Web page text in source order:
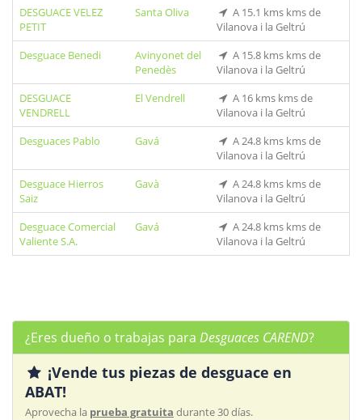
DESGUACE VELEZ
PETIT
Santa Oliva
A 15.1 kms kms de
Vilanova i la Geltrú
Desguace Benedi
Avinyonet del
Penedès
A 15.8 kms kms de
Vilanova i la Geltrú
DESGUACE
VENDRELL
El Vendrell
A 16 kms kms de
Vilanova i la Geltrú
Desguaces Pablo
Gavá
A 24.8 kms kms de
Vilanova i la Geltrú
Desguace Hierros
Saiz
Gavà
A 24.8 kms kms de
Vilanova i la Geltrú
Desguace Comercial
Valiente S.A.
Gavá
A 24.8 kms kms de
Vilanova i la Geltrú
¿Eres dueño o trabajas para Desguaces CAREND?
¡Vende tus piezas de desguace en
ABAT!
Aprovecha la prueba gratuita durante 30 días.